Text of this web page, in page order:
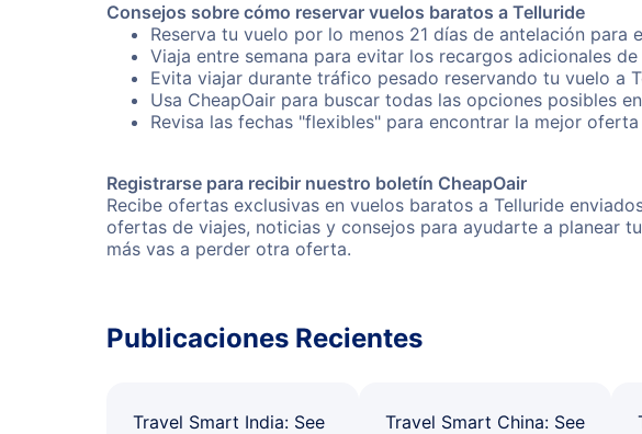
Consejos sobre cómo reservar vuelos baratos a Telluride
Reserva tu vuelo por lo menos 21 días de antelación para
Viaja entre semana para evitar los recargos adicionales de
Evita viajar durante tráfico pesado reservando tu vuelo a
Usa CheapOair para buscar todas las opciones posibles
Revisa las fechas "flexibles" para encontrar la mejor
Registrarse para recibir nuestro boletín CheapOair
Recibe ofertas exclusivas en vuelos baratos a Telluride
ofertas de viajes, noticias y consejos para ayudarte a planear
más vas a perder otra oferta.
Publicaciones Recientes
Travel Smart India: See
Travel Smart China: See